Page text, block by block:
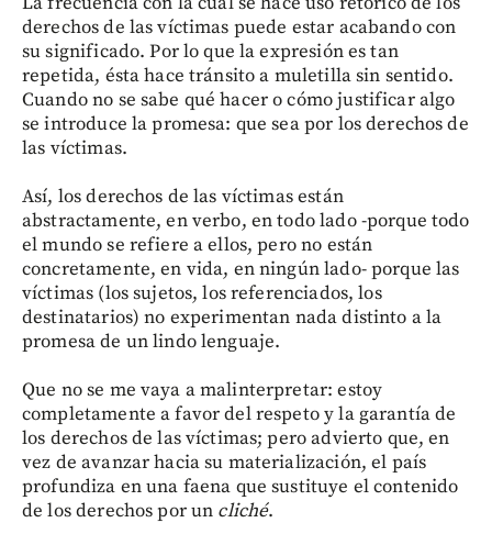
derechos de las víctimas puede estar acabando con
su significado. Por lo que la expresión es tan
repetida, ésta hace tránsito a muletilla sin sentido.
Cuando no se sabe qué hacer o cómo justificar algo
se introduce la promesa: que sea por los derechos de
las víctimas.
Así, los derechos de las víctimas están
abstractamente, en verbo, en todo lado -porque todo
el mundo se refiere a ellos, pero no están
concretamente, en vida, en ningún lado- porque las
víctimas (los sujetos, los referenciados, los
destinatarios) no experimentan nada distinto a la
promesa de un lindo lenguaje.
Que no se me vaya a malinterpretar: estoy
completamente a favor del respeto y la garantía de
los derechos de las víctimas; pero advierto que, en
vez de avanzar hacia su materialización, el país
profundiza en una faena que sustituye el contenido
de los derechos por un cliché.